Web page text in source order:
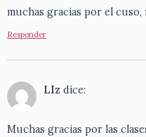
muchas gracias por el cuso,
Responder
LIz dice:
Muchas gracias por las